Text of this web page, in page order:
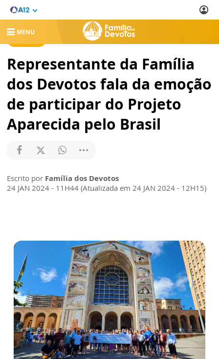
MENU
Representante da Família
dos Devotos fala da emoção
de participar do Projeto
Aparecida pelo Brasil
Escrito por Família dos Devotos
24 JAN 2024 - 11H44 (Atualizada em 24 JAN 2024 - 12H15)